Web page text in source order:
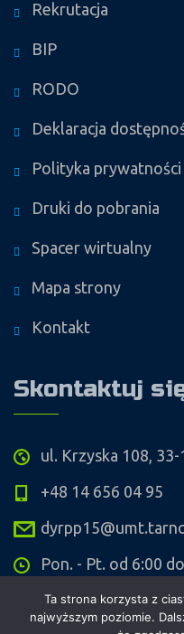
Rekrutacja
BIP
RODO
Deklaracja
Polityka prywatności
Druki do pobrania
Spacer wirtualny
Mapa strony
Kontakt
Skontaktuj
ul. Krzyska 108,
+48 14 656 04 95
Pon. - Pt. od 6:00
Ta strona korzysta z
najwyższym poziomie.